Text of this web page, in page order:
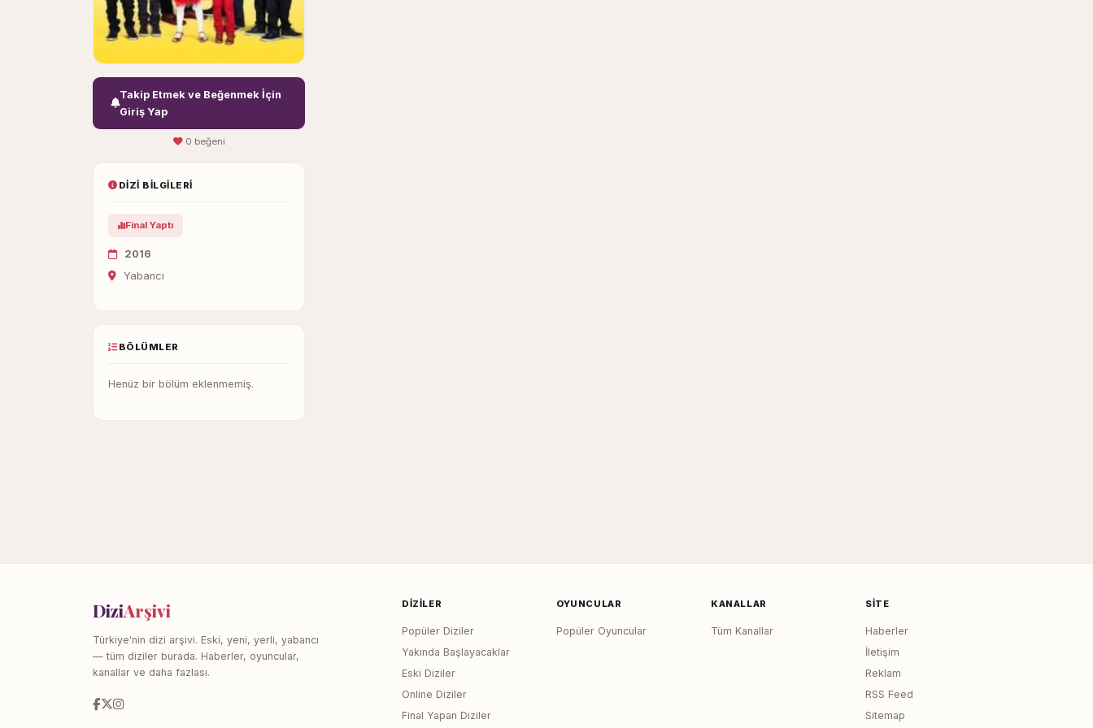
Takip Etmek ve Beğenmek İçin
Giriş Yap
0 beğeni
DIZI BILGILERI
Final Yaptı
2016
Yabancı
BÖLÜMLER
Henüz bir bölüm eklenmemiş.
DiziArşivi
Türkiye'nin dizi arşivi. Eski, yeni, yerli, yabancı
— tüm diziler burada. Haberler, oyuncular,
kanallar ve daha fazlası.
DIZILER
Popüler Diziler
Yakında Başlayacaklar
Eski Diziler
Online Diziler
Final Yapan Diziler
OYUNCULAR
Popüler Oyuncular
KANALLAR
Tüm Kanallar
SITE
Haberler
İletişim
Reklam
RSS Feed
Sitemap